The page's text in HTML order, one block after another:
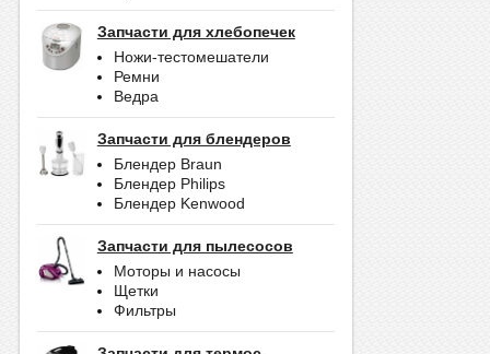
Запчасти для хлебопечек
Ножи-тестомешатели
Ремни
Ведра
Запчасти для блендеров
Блендер Braun
Блендер Philips
Блендер Kenwood
Запчасти для пылесосов
Моторы и насосы
Щетки
Фильтры